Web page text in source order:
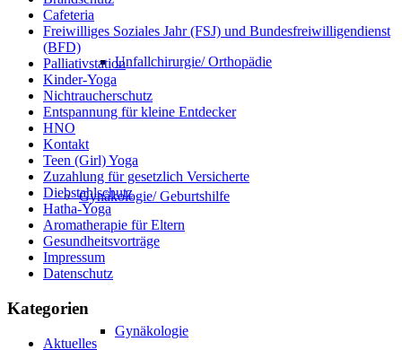
Unfallchirurgie/ Orthopädie
Gynäkologie/ Geburtshilfe
Gynäkologie
Cafeteria
Freiwilliges Soziales Jahr (FSJ) und Bundesfreiwilligendienst
(BFD)
Palliativstation
Kinder-Yoga
Nichtraucherschutz
Entspannung für kleine Entdecker
HNO
Kontakt
Teen (Girl) Yoga
Zuzahlung für gesetzlich Versicherte
Diebstahlschutz
Hatha-Yoga
Aromatherapie für Eltern
Gesundheitsvorträge
Impressum
Datenschutz
Kategorien
Aktuelles